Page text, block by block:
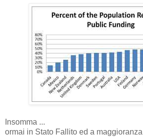
Insomma ...
ormai in Stato Fallito ed a